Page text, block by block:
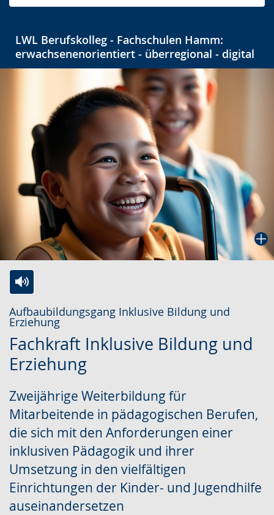
LWL Berufskolleg - Fachschulen Hamm:
erwachsenenorientiert - überregional - digital
Aufbaubildungsgang Inklusive Bildung und
Erziehung
Fachkraft Inklusive Bildung und
Erziehung
Zweijährige Weiterbildung für
Mitarbeitende in pädagogischen Berufen,
die sich mit den Anforderungen einer
inklusiven Pädagogik und ihrer
Umsetzung in den vielfältigen
Einrichtungen der Kinder- und Jugendhilfe
auseinandersetzen
Leichten
Sprache
wechseln.
Audio-
Unterstützung.
Video
in
Deutscher
Gebärdensprache
wird
angezeigt.